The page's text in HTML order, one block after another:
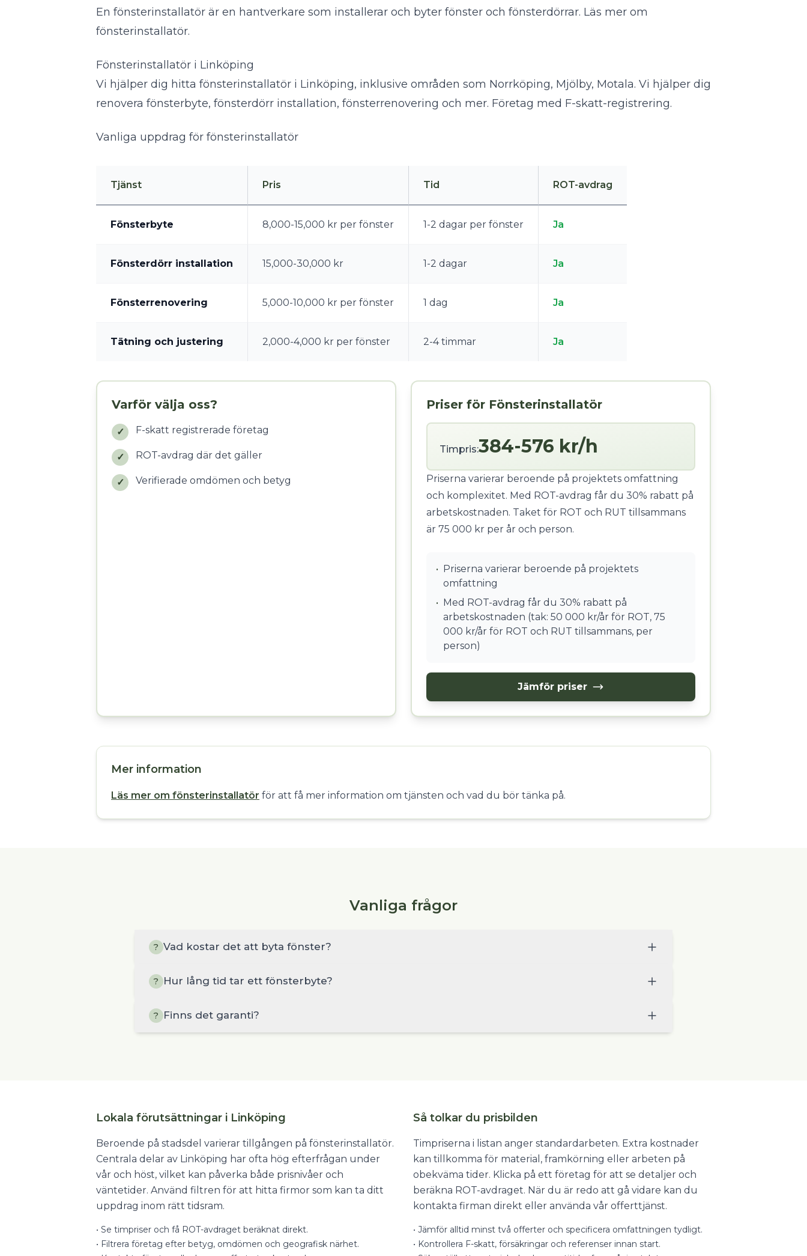
En fönsterinstallatör är en hantverkare som installerar och byter fönster och fönsterdörrar. Läs mer om
fönsterinstallatör.
Fönsterinstallatör i Linköping
Vi hjälper dig hitta fönsterinstallatör i Linköping, inklusive områden som Norrköping, Mjölby, Motala. Vi hjälper dig
renovera fönsterbyte, fönsterdörr installation, fönsterrenovering och mer. Företag med F-skatt-registrering.
Vanliga uppdrag för fönsterinstallatör
Tjänst Pris Tid ROT-avdrag
Fönsterbyte 8,000-15,000 kr per fönster 1-2 dagar per fönster Ja
Fönsterdörr installation 15,000-30,000 kr 1-2 dagar Ja
Fönsterrenovering 5,000-10,000 kr per fönster 1 dag Ja
Tätning och justering 2,000-4,000 kr per fönster 2-4 timmar Ja
Varför välja oss?
✓ F-skatt registrerade företag
✓ ROT-avdrag där det gäller
✓ Verifierade omdömen och betyg
Priser för Fönsterinstallatör
Timpris:384-576 kr/h
Priserna varierar beroende på projektets omfattning
och komplexitet. Med ROT-avdrag får du 30% rabatt på
arbetskostnaden. Taket för ROT och RUT tillsammans
är 75 000 kr per år och person.
• Priserna varierar beroende på projektets
omfattning
• Med ROT-avdrag får du 30% rabatt på
arbetskostnaden (tak: 50 000 kr/år för ROT, 75
000 kr/år för ROT och RUT tillsammans, per
person)
Jämför priser
Mer information
Läs mer om fönsterinstallatör för att få mer information om tjänsten och vad du bör tänka på.
Vanliga frågor
? Vad kostar det att byta fönster?
? Hur lång tid tar ett fönsterbyte?
? Finns det garanti?
Lokala förutsättningar i Linköping
Beroende på stadsdel varierar tillgången på fönsterinstallatör.
Centrala delar av Linköping har ofta hög efterfrågan under
vår och höst, vilket kan påverka både prisnivåer och
väntetider. Använd filtren för att hitta firmor som kan ta ditt
uppdrag inom rätt tidsram.
• Se timpriser och få ROT-avdraget beräknat direkt.
• Filtrera företag efter betyg, omdömen och geografisk närhet.
Så tolkar du prisbilden
Timpriserna i listan anger standardarbeten. Extra kostnader
kan tillkomma för material, framkörning eller arbeten på
obekväma tider. Klicka på ett företag för att se detaljer och
beräkna ROT-avdraget. När du är redo att gå vidare kan du
kontakta firman direkt eller använda vår offerttjänst.
• Jämför alltid minst två offerter och specificera omfattningen tydligt.
• Kontrollera F-skatt, försäkringar och referenser innan start.